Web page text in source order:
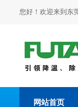
您好！欢迎来到东
网站首页